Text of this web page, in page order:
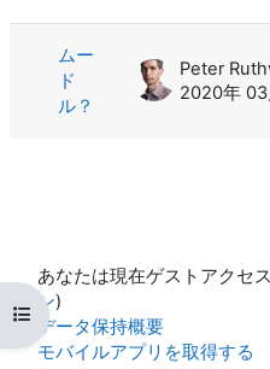
コースインデックスを開く
ムー
ド
ル？
2020年 03
あなたは現在ゲストアクセ
ン)
データ保持概要
モバイルアプリを取得する